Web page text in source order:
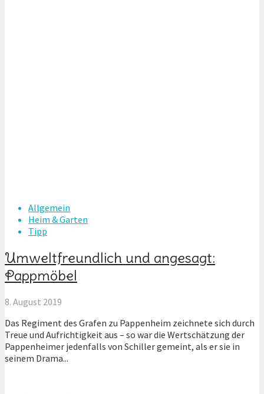
Allgemein
Heim & Garten
Tipp
Umweltfreundlich und angesagt:
Pappmöbel
8. August 2019
Das Regiment des Grafen zu Pappenheim zeichnete sich durch
Treue und Aufrichtigkeit aus – so war die Wertschätzung der
Pappenheimer jedenfalls von Schiller gemeint, als er sie in
seinem Drama...